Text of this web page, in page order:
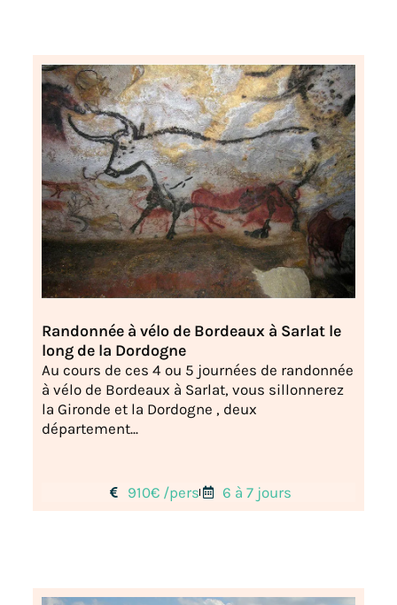
Randonnée à vélo de Bordeaux à Sarlat le
long de la Dordogne
Au cours de ces 4 ou 5 journées de randonnée
à vélo de Bordeaux à Sarlat, vous sillonnerez
la Gironde et la Dordogne , deux
département...
910€ /pers 6 à 7 jours